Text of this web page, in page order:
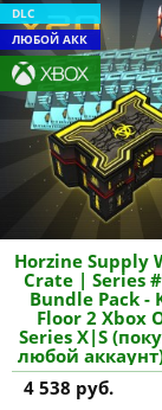
DLC
ЛЮБОЙ АКК
Horzine Supply
Crate | Series
Bundle Pack -
Floor 2 Xbox
Series X|S
любой
купить
4 538 руб.